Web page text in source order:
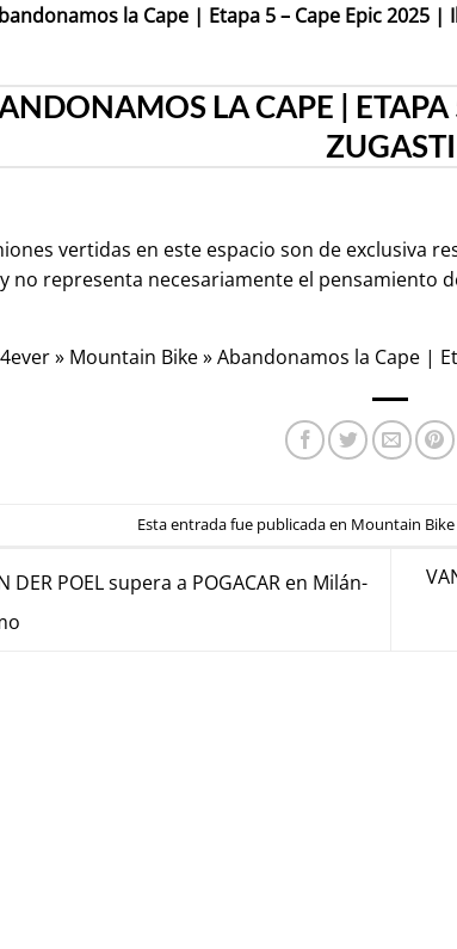
la Cape | Etapa 5 – Cape Epic 2025 |
LA CAPE |
ZUGASTI
vertidas en este espacio son de exclusiva
y no representa necesariamente el pensamiento
» Mountain Bike»Abandonamos la Cape |
Esta entrada fue publicada en Mountain Bike
DER POEL supera a POGACAR en Milán-